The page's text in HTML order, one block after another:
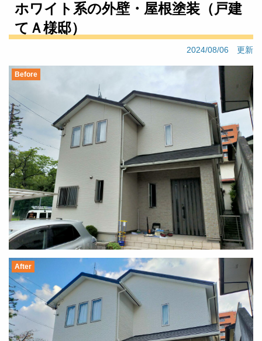
ホワイト系の外壁・屋根塗装（戸建
てＡ様邸）
2024/08/06 更新
Before
After